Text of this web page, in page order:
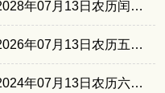
2028年07月13日农历闰五月廿一
2026年07月13日农历五月廿九
2024年07月13日农历六月初八